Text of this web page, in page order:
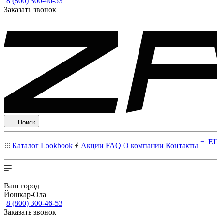
Заказать звонок
Поиск
Каталог Lookbook Акции FAQ О компании Контакты +
Ваш город
Йошкар-Ола
8 (800) 300-46-53
Заказать звонок